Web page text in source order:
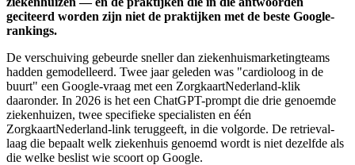
geciteerd worden zijn niet de praktijken met de beste Google-
rankings.
De verschuiving gebeurde sneller dan ziekenhuismarketingteams
hadden gemodelleerd. Twee jaar geleden was "cardioloog in de
buurt" een Google-vraag met een ZorgkaartNederland-klik
daaronder. In 2026 is het een ChatGPT-prompt die drie genoemde
ziekenhuizen, twee specifieke specialisten en één
ZorgkaartNederland-link teruggeeft, in die volgorde. De retrieval-
laag die bepaalt welk ziekenhuis genoemd wordt is niet dezelfde als
die welke beslist wie scoort op Google.